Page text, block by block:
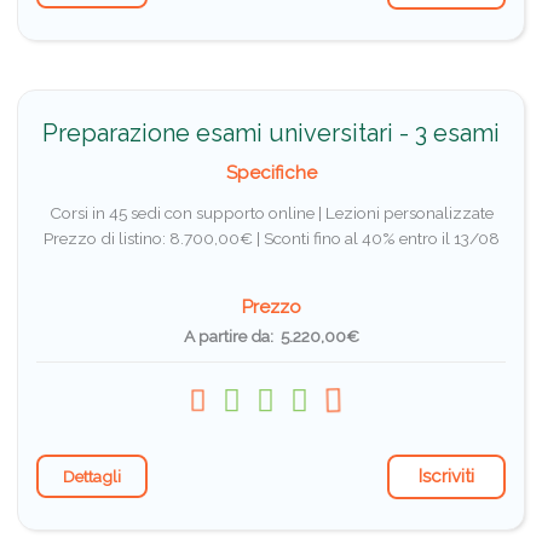
Preparazione esami universitari - 3 esami
Specifiche
Corsi in 45 sedi con supporto online | Lezioni personalizzate
Prezzo di listino: 8.700,00€ | Sconti fino al 40% entro il 13/08
Prezzo
A partire da: 5.220,00€
Dettagli Iscriviti